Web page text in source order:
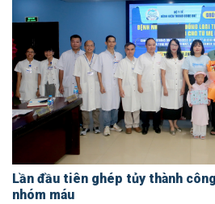
Lần đầu tiên ghép tủy thành
nhóm máu